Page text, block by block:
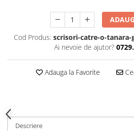
Reviste
Evenimentul Istoric
Evenimentul istoric - editii
Cod Produs: scrisori-catre-o-tanara-
Ai nevoie de ajutor?
Adauga la Favorite
Descriere